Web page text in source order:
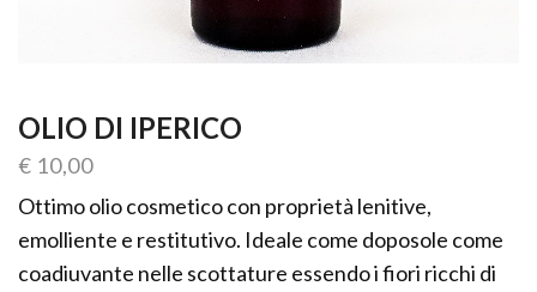
OLIO DI IPERICO
€ 10,00
Ottimo olio cosmetico con proprietà lenitive,
emolliente e restitutivo. Ideale come doposole come
coadiuvante nelle scottature essendo i fiori ricchi di